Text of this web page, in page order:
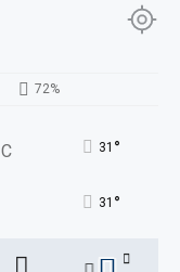
72%
C 31 °
31 °